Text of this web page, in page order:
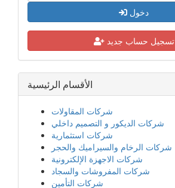
دخول
تسجيل حساب جديد
الأقسام الرئيسية
شركات المقاولات
شركات الديكور و التصميم داخلي
شركات استثمارية
شركات الرخام والسيراميك والحجر
شركات الاجهزة الإلكترونية
شركات المفروشات والسجاد
شركات التأمين